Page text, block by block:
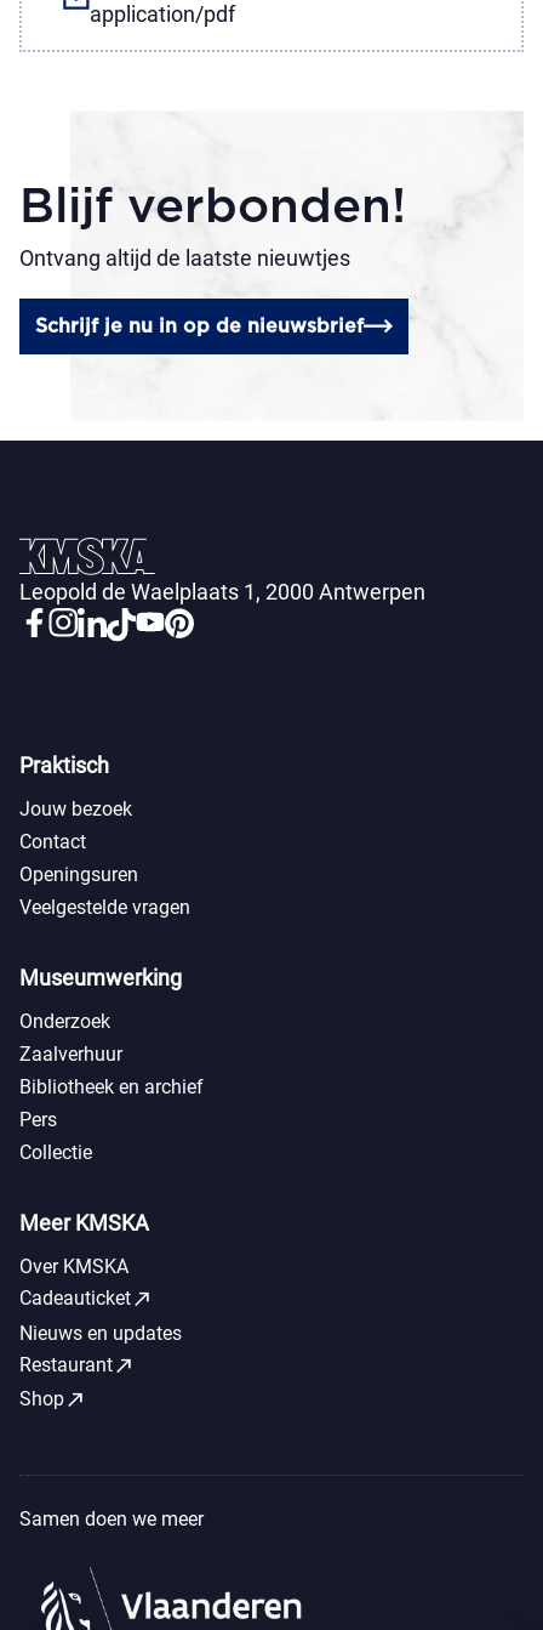
application/pdf
Blijf verbonden!
Ontvang altijd de laatste nieuwtjes
Schrijf je nu in op de nieuwsbrief
Leopold de Waelplaats 1, 2000 Antwerpen
Praktisch
Jouw bezoek
Contact
Openingsuren
Veelgestelde vragen
Museumwerking
Onderzoek
Zaalverhuur
Bibliotheek en archief
Pers
Collectie
Meer KMSKA
Over KMSKA
Cadeauticketcall_made
Nieuws en updates
Restaurantcall_made
Shopcall_made
Samen doen we meer